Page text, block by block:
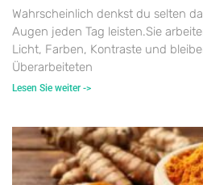
Wahrscheinlich denkst du selten
Augen jeden Tag leisten.Sie
Licht, Farben, Kontraste und
Überarbeiteten
Lesen Sie weiter ->